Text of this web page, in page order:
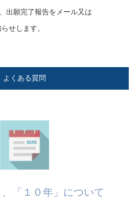
出願完了報告をメール又は
せします。
よくある質問
「１０年」について